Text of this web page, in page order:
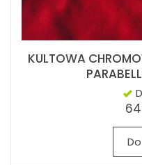
KULTOWA